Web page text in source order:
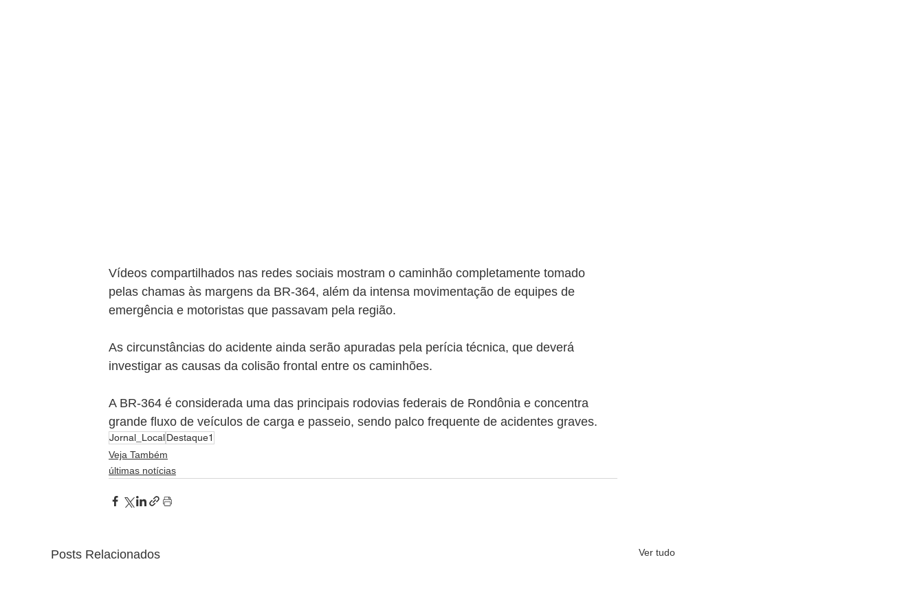
Vídeos compartilhados nas redes sociais mostram o caminhão completamente tomado
pelas chamas às margens da BR-364, além da intensa movimentação de equipes de
emergência e motoristas que passavam pela região.
As circunstâncias do acidente ainda serão apuradas pela perícia técnica, que deverá
investigar as causas da colisão frontal entre os caminhões.
A BR-364 é considerada uma das principais rodovias federais de Rondônia e concentra
grande fluxo de veículos de carga e passeio, sendo palco frequente de acidentes graves.
Jornal_LocalDestaque1
Veja Também
últimas notícias
Posts Relacionados Ver tudo